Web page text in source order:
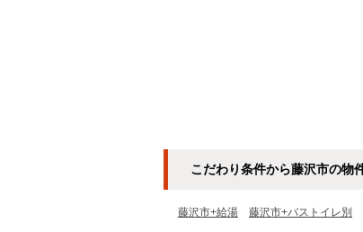
こだわり条件から藤沢市の物
藤沢市+給湯 藤沢市+バストイレ別